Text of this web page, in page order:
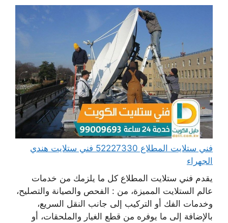
فني ستلايت المطلاع 52227330 فني ستلايت هندي
الجهراء
يقدم فني ستلايت المطلاع كل ما يلزمك من خدمات
عالم الستلايت المميزة، من : الفحص والصيانة والتصليح،
وخدمات الفك أو التركيب إلى جانب النقل السريع،
بالإضافة إلى ما يوفره من قطع الغيار والملحقات، أو